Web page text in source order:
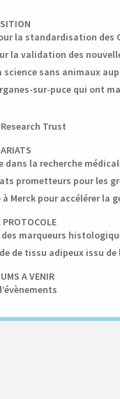
la standardisation des
la validation des
science sans animaux
sur-puce qui ont
Trust
dans la recherche
prometteurs pour les
Merck pour accélérer la
PROTOCOLE
des marqueurs
de tissu adipeux issu
A VENIR